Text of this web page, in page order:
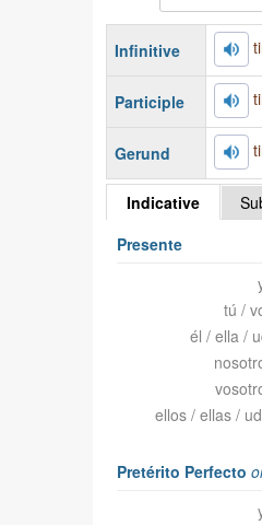
Infinitive
Participle
Gerund
Indicative
Presente
tú /
él / ella /
ellos / ellas /
Pretérito Perfecto